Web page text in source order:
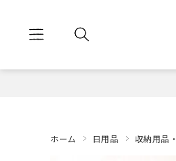
ホーム 日用品 収納用品